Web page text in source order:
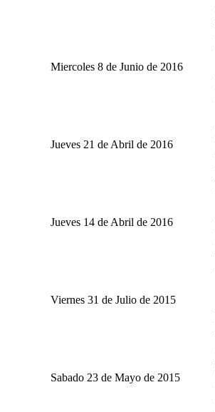
Miercoles 8 de Junio de 2016
Jueves 21 de Abril de 2016
Jueves 14 de Abril de 2016
Viernes 31 de Julio de 2015
Sabado 23 de Mayo de 2015